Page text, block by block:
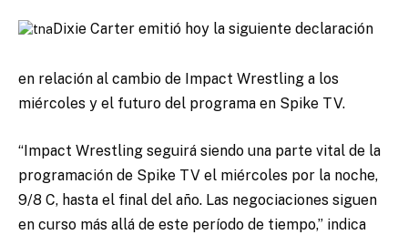
Dixie Carter emitió hoy la siguiente declaración
en relación al cambio de Impact Wrestling a los
miércoles y el futuro del programa en Spike TV.
“Impact Wrestling seguirá siendo una parte vital de la
programación de Spike TV el miércoles por la noche,
9/8 C, hasta el final del año. Las negociaciones siguen
en curso más allá de este período de tiempo,” indica